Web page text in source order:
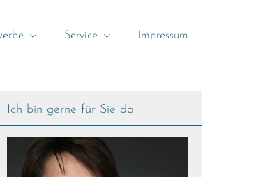
Service Impressum
Ich bin gerne für Sie da: